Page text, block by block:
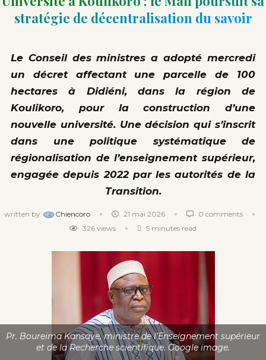
stratégie de décentralisation du savoir
Le Conseil des ministres a adopté mercredi
un décret affectant une parcelle de 100
hectares à Didiéni, dans la région de
Koulikoro, pour la construction d’une
nouvelle université. Une décision qui s’inscrit
dans une politique systématique de
régionalisation de l’enseignement supérieur,
engagée depuis 2022 par les autorités de la
Transition.
written by Chiencoro 21 mai 2026
0 comments
326 views 5 minutes read
Pr. Boureima Kansaye, ministre de l’Enseignement supérieur
et de la Recherche scientifique. Google image.